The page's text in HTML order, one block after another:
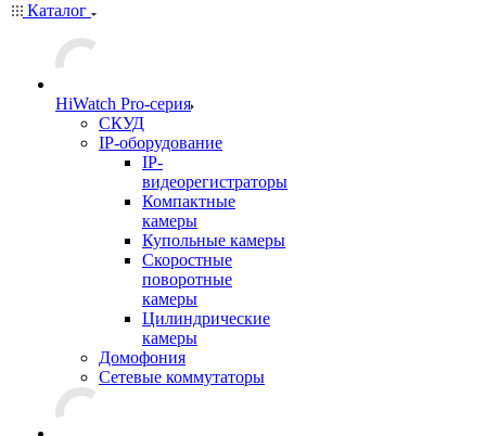
Каталог
HiWatch Pro-серия
CКУД
IP-оборудование
IP-
видеорегистраторы
Компактные
камеры
Купольные камеры
Скоростные
поворотные
камеры
Цилиндрические
камеры
Домофония
Сетевые коммутаторы